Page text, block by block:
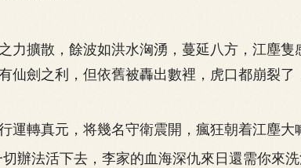
擴散，餘波如洪水洶湧，蔓延八方，江塵隻
仙劍之利，但依舊被轟出數裡，虎口都崩裂了
轉真元，将幾名守衛震開，瘋狂朝着江塵大
法活下去，李家的血海深仇來日還需你來洗